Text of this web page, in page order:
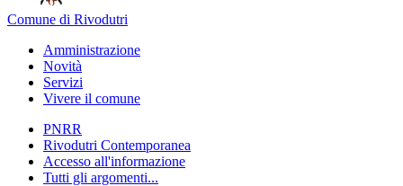
Comune di Rivodutri
Amministrazione
Novità
Servizi
Vivere il comune
PNRR
Rivodutri Contemporanea
Accesso all'informazione
Tutti gli argomenti...